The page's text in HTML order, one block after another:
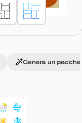
Genera un